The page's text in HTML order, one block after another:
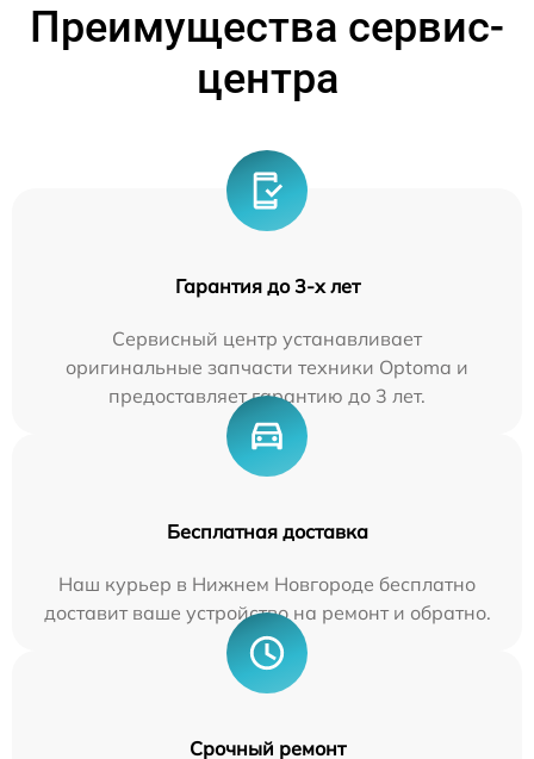
Преимущества сервис-
центра
Гарантия до 3-х лет
Сервисный центр устанавливает
оригинальные запчасти техники Optoma и
предоставляет гарантию до 3 лет.
Бесплатная доставка
Наш курьер в Нижнем Новгороде бесплатно
доставит ваше устройство на ремонт и обратно.
Срочный ремонт